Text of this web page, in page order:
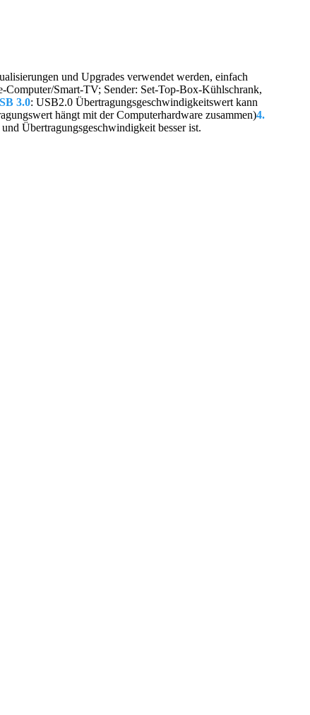
und Upgrades verwendet werden, einfach
Smart-TV; Sender: Set-Top-Box-Kühlschrank,
3.0: USB2.0 Übertragungsgeschwindigkeitswert kann
hängt mit der Computerhardware zusammen)4.
Übertragungsgeschwindigkeit besser ist.